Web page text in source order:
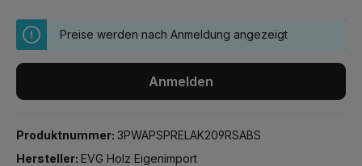
Preise werden nach Anmeldung angezeigt
Anmelden
Produktnummer: 3PWAPSPRELAK209RSABS
Hersteller: EVG Holz Eigenimport